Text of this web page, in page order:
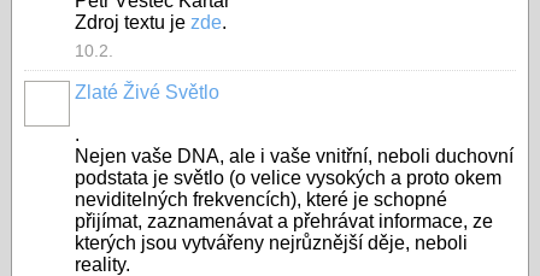
Zdroj textu je zde.
10.2.
Zlaté Živé Světlo
.
Nejen vaše DNA, ale i vaše vnitřní, neboli duchovní
podstata je světlo (o velice vysokých a proto okem
neviditelných frekvencích), které je schopné
přijímat, zaznamenávat a přehrávat informace, ze
kterých jsou vytvářeny nejrůznější děje, neboli
reality.